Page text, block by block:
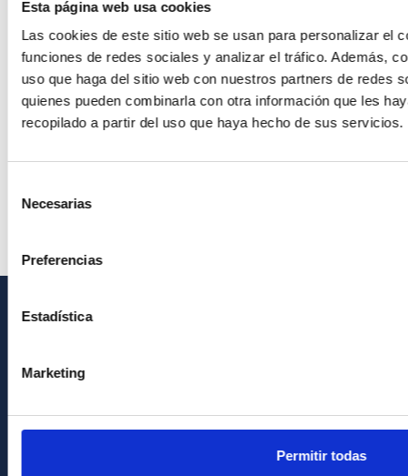
Esta página web usa cookies
Las cookies de este sitio web se usan para personalizar el
funciones de redes sociales y analizar el tráfico. Además,
uso que haga del sitio web con nuestros partners de redes
quienes pueden combinarla con otra información que les
recopilado a partir del uso que haya hecho de sus servicios.
Necesarias
Preferencias
Estadística
Marketing
Permitir todas
Contacto
Directorio de personal